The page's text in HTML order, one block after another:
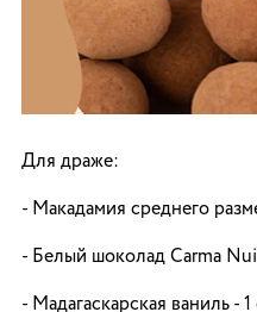
Для драже:
- Макадамия среднего
- Белый шоколад Carma
- Мадагаскарская ваниль - 1